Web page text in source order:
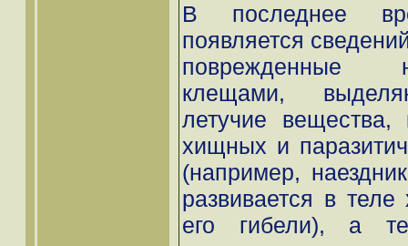
В последнее
появляется
поврежденные
клещами,
летучие вещества,
хищных и
(например,
развивается в
его гибели), а